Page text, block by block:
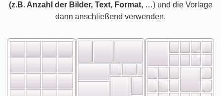
(z.B. Anzahl der Bilder, Text, Format,…) und die Vorlage
dann anschließend verwenden.